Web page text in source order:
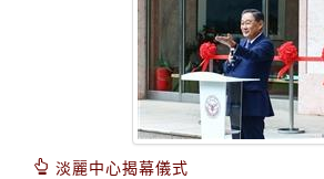
淡麗中心揭幕儀式